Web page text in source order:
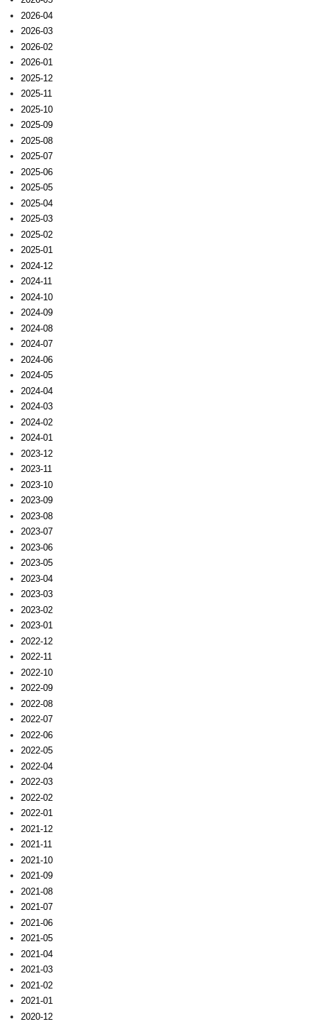
2026-04
2026-03
2026-02
2026-01
2025-12
2025-11
2025-10
2025-09
2025-08
2025-07
2025-06
2025-05
2025-04
2025-03
2025-02
2025-01
2024-12
2024-11
2024-10
2024-09
2024-08
2024-07
2024-06
2024-05
2024-04
2024-03
2024-02
2024-01
2023-12
2023-11
2023-10
2023-09
2023-08
2023-07
2023-06
2023-05
2023-04
2023-03
2023-02
2023-01
2022-12
2022-11
2022-10
2022-09
2022-08
2022-07
2022-06
2022-05
2022-04
2022-03
2022-02
2022-01
2021-12
2021-11
2021-10
2021-09
2021-08
2021-07
2021-06
2021-05
2021-04
2021-03
2021-02
2021-01
2020-12